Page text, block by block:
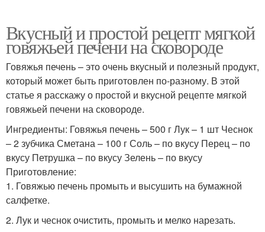
Вкусный и простой рецепт мягкой
говяжьей печени на сковороде
Говяжья печень – это очень вкусный и полезный продукт,
который может быть приготовлен по-разному. В этой
статье я расскажу о простой и вкусной рецепте мягкой
говяжьей печени на сковороде.
Ингредиенты: Говяжья печень – 500 г Лук – 1 шт Чеснок
– 2 зубчика Сметана – 100 г Соль – по вкусу Перец – по
вкусу Петрушка – по вкусу Зелень – по вкусу
Приготовление:
1. Говяжью печень промыть и высушить на бумажной
салфетке.
2. Лук и чеснок очистить, промыть и мелко нарезать.